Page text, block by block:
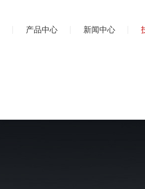
产品中心 新闻中心